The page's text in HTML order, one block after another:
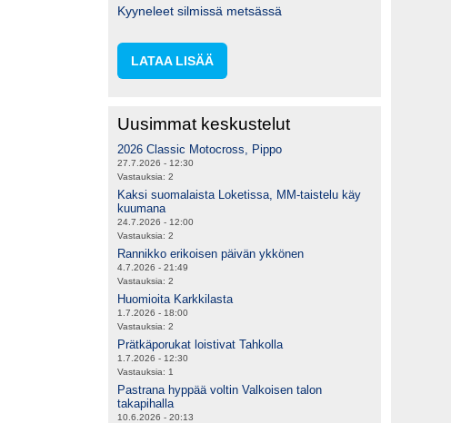
Kyyneleet silmissä metsässä
LATAA LISÄÄ
Uusimmat keskustelut
2026 Classic Motocross, Pippo
27.7.2026 - 12:30
Vastauksia: 2
Kaksi suomalaista Loketissa, MM-taistelu käy
kuumana
24.7.2026 - 12:00
Vastauksia: 2
Rannikko erikoisen päivän ykkönen
4.7.2026 - 21:49
Vastauksia: 2
Huomioita Karkkilasta
1.7.2026 - 18:00
Vastauksia: 2
Prätkäporukat loistivat Tahkolla
1.7.2026 - 12:30
Vastauksia: 1
Pastrana hyppää voltin Valkoisen talon
takapihalla
10.6.2026 - 20:13